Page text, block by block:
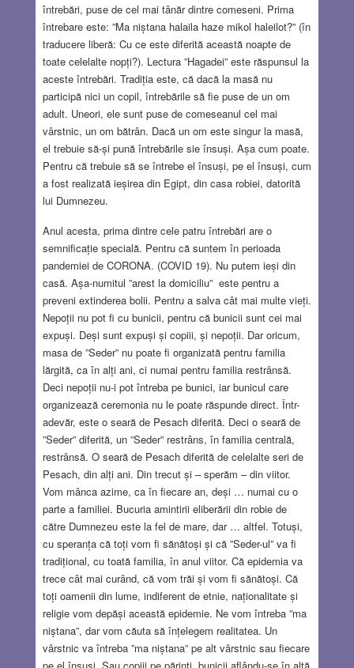
întrebări, puse de cel mai tânăr dintre comeseni. Prima
întrebare este: ”Ma niștana halaila haze mikol haleilot?” (în
traducere liberă: Cu ce este diferită această noapte de
toate celelalte nopți?). Lectura ”Hagadei” este răspunsul la
aceste întrebări. Tradiția este, că dacă la masă nu
participă nici un copil, întrebările să fie puse de un om
adult. Uneori, ele sunt puse de comeseanul cel mai
vârstnic, un om bătrân. Dacă un om este singur la masă,
el trebuie să-și pună întrebările sie însuși. Așa cum poate.
Pentru că trebuie să se întrebe el însuși, pe el însuși, cum
a fost realizată ieșirea din Egipt, din casa robiei, datorită
lui Dumnezeu.
Anul acesta, prima dintre cele patru întrebări are o
semnificație specială. Pentru că suntem în perioada
pandemiei de CORONA. (COVID 19). Nu putem ieși din
casă. Așa-numitul ”arest la domiciliu” este pentru a
preveni extinderea bolii. Pentru a salva cât mai multe vieți.
Nepoții nu pot fi cu bunicii, pentru că bunicii sunt cei mai
expuși. Deși sunt expuși și copiii, și nepoții. Dar oricum,
masa de ”Seder” nu poate fi organizată pentru familia
lărgită, ca în alți ani, ci numai pentru familia restrânsă.
Deci nepoții nu-i pot întreba pe bunici, iar bunicul care
organizează ceremonia nu le poate răspunde direct. Într-
adevăr, este o seară de Pesach diferită. Deci o seară de
”Seder” diferită, un ”Seder” restrâns, în familia centrală,
restrânsă. O seară de Pesach diferită de celelalte seri de
Pesach, din alți ani. Din trecut și – sperăm – din viitor.
Vom mânca azime, ca în fiecare an, deși … numai cu o
parte a familiei. Bucuria amintirii eliberării din robie de
către Dumnezeu este la fel de mare, dar … altfel. Totuși,
cu speranța că toți vom fi sănătoși și că ”Seder-ul” va fi
tradițional, cu toată familia, în anul viitor. Că epidemia va
trece cât mai curând, că vom trăi și vom fi sănătoși. Că
toți oamenii din lume, indiferent de etnie, naționalitate și
religie vom depăși această epidemie. Ne vom întreba ”ma
niștana”, dar vom căuta să înțelegem realitatea. Un
vârstnic va întreba ”ma niștana” pe alt vârstnic sau fiecare